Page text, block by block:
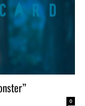
0